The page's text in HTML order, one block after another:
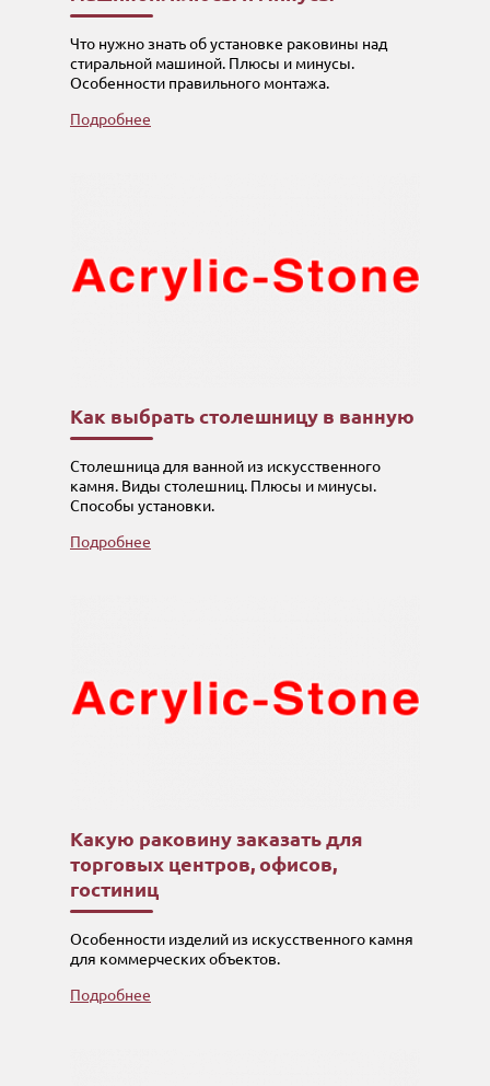
Что нужно знать об установке раковины над
стиральной машиной. Плюсы и минусы.
Особенности правильного монтажа.
Подробнее
Как выбрать столешницу в ванную
Столешница для ванной из искусственного
камня. Виды столешниц. Плюсы и минусы.
Способы установки.
Подробнее
Какую раковину заказать для
торговых центров, офисов,
гостиниц
Особенности изделий из искусственного камня
для коммерческих объектов.
Подробнее